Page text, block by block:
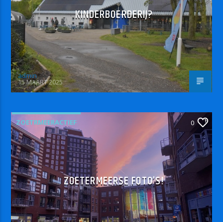
KINDERBOERDERIJ?
admin
15 MAART 2025
ZOETRMEERACTIEF 0
ZOETERMEERSE FOTO’S!